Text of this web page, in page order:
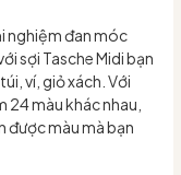
nghiệm đan móc
sợi Tasche Midi bạn
ví, giỏ xách. Với
24 màu khác nhau,
được màu mà bạn